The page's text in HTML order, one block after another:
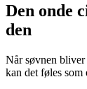
Den onde
den
Når søvnen bliver
kan det føles som